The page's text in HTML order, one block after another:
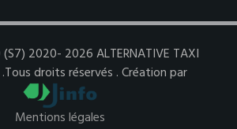
2020- 2026 ALTERNATIVE TAXI
.Tous droits réservés . Création par
Mentions légales